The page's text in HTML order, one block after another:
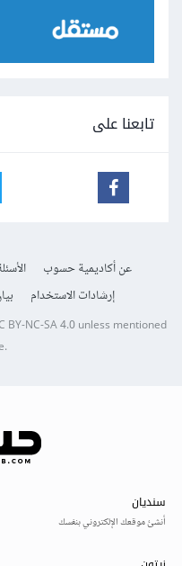
تابعنا على
عن أكاديمية حسوب
إرشادات الاستخدام
BY-NC-SA 4.0unless mentioned